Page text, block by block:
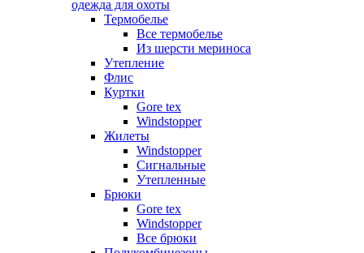
одежда для охоты
Термобелье
Все термобелье
Из шерсти мериноса
Утепление
Флис
Куртки
Gore tex
Windstopper
Жилеты
Windstopper
Сигнальные
Утепленные
Брюки
Gore tex
Windstopper
Все брюки